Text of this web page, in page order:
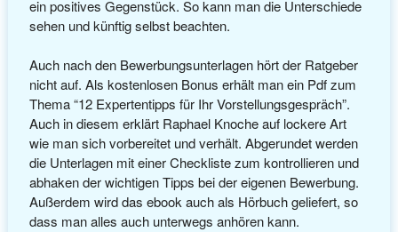
ein positives Gegenstück. So kann man die Unterschiede
sehen und künftig selbst beachten.
Auch nach den Bewerbungsunterlagen hört der Ratgeber
nicht auf. Als kostenlosen Bonus erhält man ein Pdf zum
Thema “12 Expertentipps für Ihr Vorstellungsgespräch”.
Auch in diesem erklärt Raphael Knoche auf lockere Art
wie man sich vorbereitet und verhält. Abgerundet werden
die Unterlagen mit einer Checkliste zum kontrollieren und
abhaken der wichtigen Tipps bei der eigenen Bewerbung.
Außerdem wird das ebook auch als Hörbuch geliefert, so
dass man alles auch unterwegs anhören kann.